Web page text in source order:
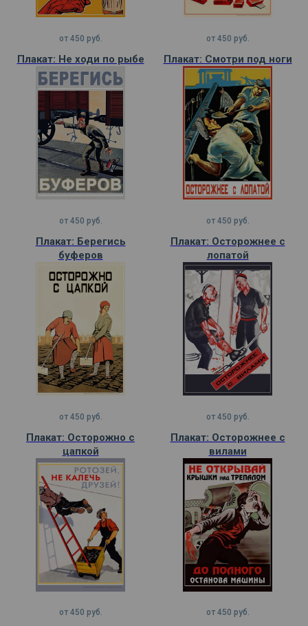
от 450 руб.
Плакат: Не ходи по рыбе
от 450 руб.
Плакат: Смотри под ноги
от 450 руб.
Плакат: Берегись
буферов
от 450 руб.
Плакат: Осторожнее с
лопатой
от 450 руб.
Плакат: Осторожно с
цапкой
от 450 руб.
Плакат: Осторожнее с
вилами
от 450 руб. от 450 руб.